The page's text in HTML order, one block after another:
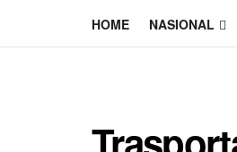
HOME NASIONAL